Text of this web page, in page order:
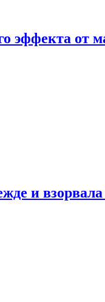
эффекта от
и взорвала